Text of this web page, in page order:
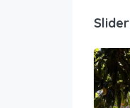
Slider